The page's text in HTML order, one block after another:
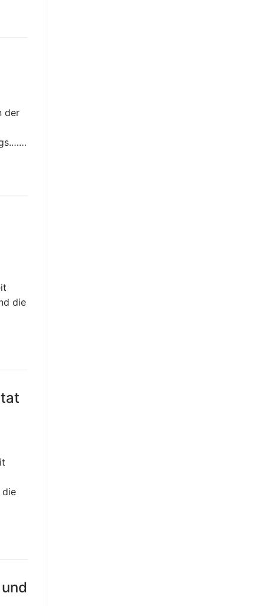
der
die
die